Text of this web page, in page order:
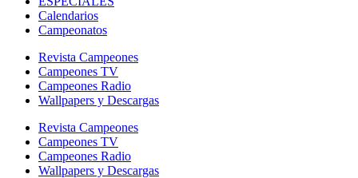
Calendarios
Campeonatos
Revista Campeones
Campeones TV
Campeones Radio
Wallpapers y Descargas
Revista Campeones
Campeones TV
Campeones Radio
Wallpapers y Descargas